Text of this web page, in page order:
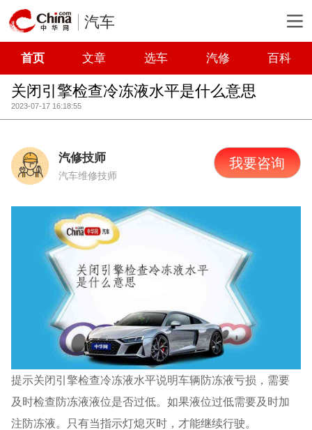
汽车
首页 文章 选车 汽修 百科
关闭引擎检查冷冻液水平是什么意思
2023-07-17 16:18:55
汽修技师
汽车维修技师
我要咨询
提示关闭引擎检查冷冻液水平说明车辆防冻液亏损，需要
及时检查防冻液液位是否过低。如果液位过低需要及时加
注防冻液。只有当指示灯熄灭时，才能继续行驶。